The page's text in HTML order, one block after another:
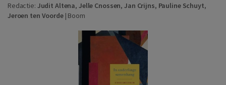
Redactie: Judit Altena, Jelle Cnossen,Jan Crijns, Pauline Schuyt,
Jeroen ten Voorde| Boom